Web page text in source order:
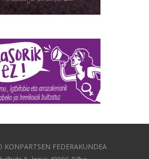
KONPARTSEN FEDERAKUNDEA